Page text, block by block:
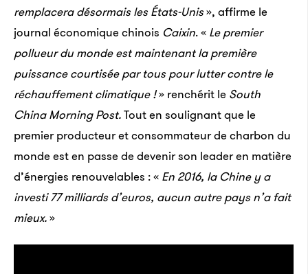
remplacera désormais les États-Unis», affirme le
journal économique chinois Caixin. « Le premier
pollueur du monde est maintenant la première
puissance courtisée par tous pour lutter contre le
réchauffement climatique !» renchérit le South
China Morning Post.Tout en soulignant que le
premier producteur et consommateur de charbon du
monde est en passe de devenir son leader en matière
d’énergies renouvelables : « En 2016, la Chine y a
investi 77 milliards d’euros, aucun autre pays n’a fait
mieux.»